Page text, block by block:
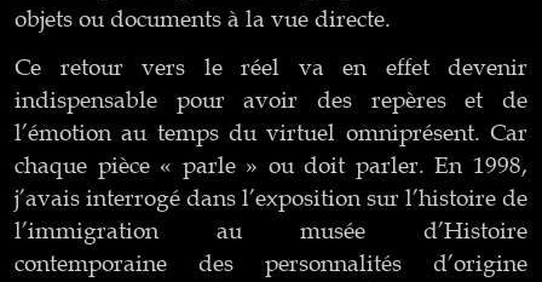
objets ou documents à la vue directe.
Ce retour vers le réel va en effet devenir
indispensable pour avoir des repères et de
l’émotion au temps du virtuel omniprésent. Car
chaque pièce « parle » ou doit parler. En 1998,
j’avais interrogé dans l’exposition sur l’histoire de
l’immigration au musée d’Histoire
contemporaine des personnalités d’origine